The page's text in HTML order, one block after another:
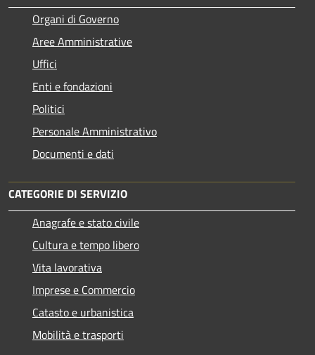
Organi di Governo
Aree Amministrative
Uffici
Enti e fondazioni
Politici
Personale Amministrativo
Documenti e dati
CATEGORIE DI SERVIZIO
Anagrafe e stato civile
Cultura e tempo libero
Vita lavorativa
Imprese e Commercio
Catasto e urbanistica
Mobilità e trasporti